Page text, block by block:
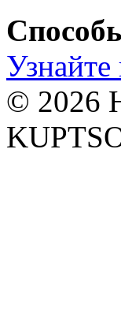
Узнайте
© 2026